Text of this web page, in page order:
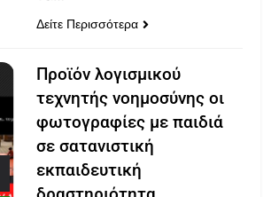
Δείτε Περισσότερα
Προϊόν λογισμικού
τεχνητής νοημοσύνης οι
φωτογραφίες με παιδιά
σε σατανιστική
εκπαιδευτική